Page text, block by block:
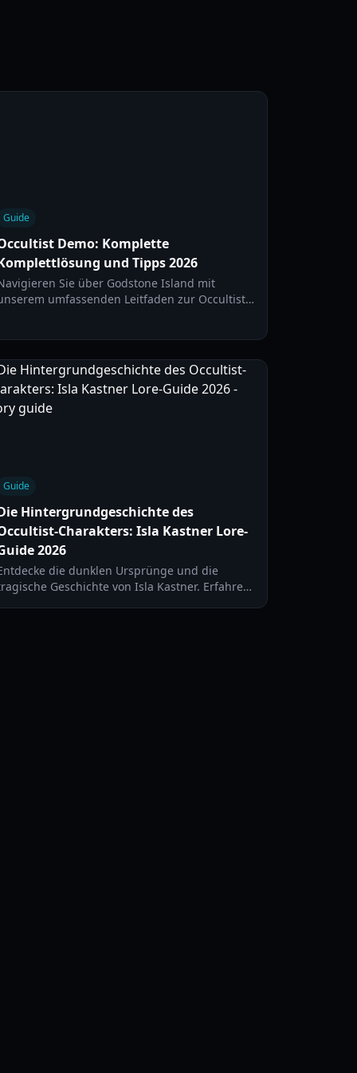
Guide
Demo: Komplette
und Tipps 2026
Sie über Godstone Island mit
umfassenden Leitfaden zur Occultist-
Guide
Hintergrundgeschichte des
Charakters: Isla Kastner Lore-
2026
die dunklen Ursprünge und die
Geschichte von Isla Kastner. Erfahre